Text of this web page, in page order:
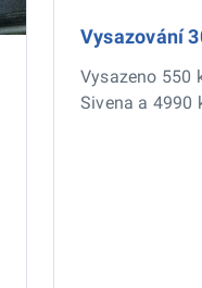
Vysazování
Vysazeno 550
Sivena a 4990